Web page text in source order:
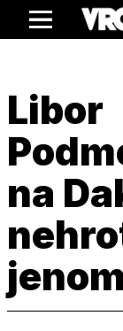
Menu
Libor
na